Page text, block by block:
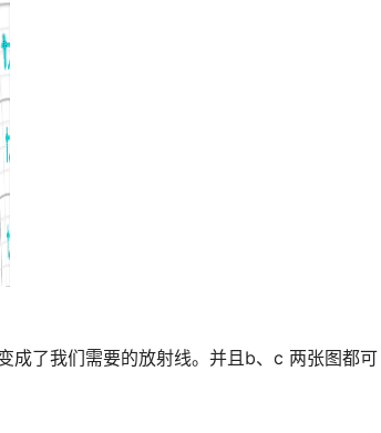
成了我们需要的放射线。并且b、c 两张图都可